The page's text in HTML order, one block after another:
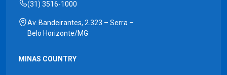
(31) 3516-1000
Av. Bandeirantes, 2.323 – Serra –
Belo Horizonte/MG
MINAS COUNTRY